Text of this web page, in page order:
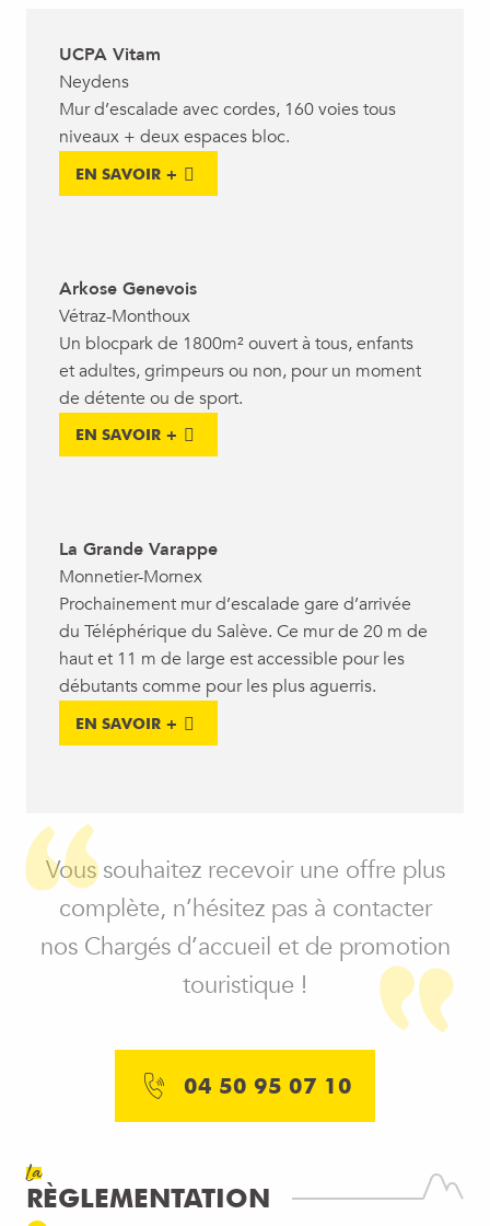
UCPA Vitam
Neydens
Mur d’escalade avec cordes, 160 voies tous
niveaux + deux espaces bloc.
EN SAVOIR +
Arkose Genevois
Vétraz-Monthoux
Un blocpark de 1800m² ouvert à tous, enfants
et adultes, grimpeurs ou non, pour un moment
de détente ou de sport.
EN SAVOIR +
La Grande Varappe
Monnetier-Mornex
Prochainement mur d’escalade gare d’arrivée
du Téléphérique du Salève. Ce mur de 20 m de
haut et 11 m de large est accessible pour les
débutants comme pour les plus aguerris.
EN SAVOIR +
Vous souhaitez recevoir une offre plus
complète, n’hésitez pas à contacter
nos Chargés d’accueil et de promotion
touristique !
04 50 95 07 10
La
RÈGLEMENTATION